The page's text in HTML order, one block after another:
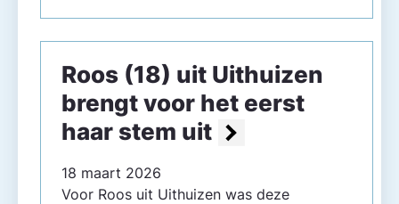
Roos (18) uit Uithuizen
brengt voor het eerst
haar stem uit
18 maart 2026
Voor Roos uit Uithuizen was deze